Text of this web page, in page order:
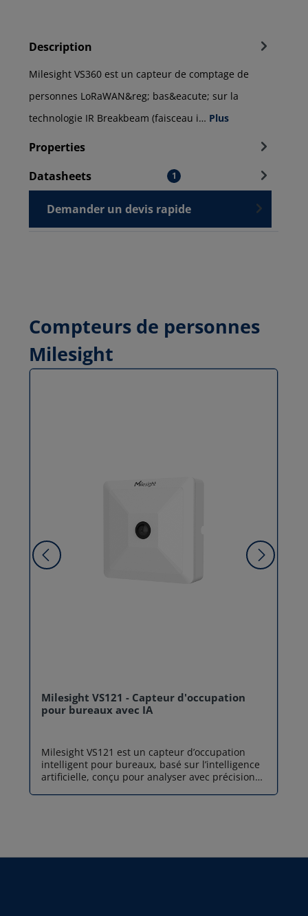
Description
Milesight VS360 est un capteur de comptage de
personnes LoRaWAN&reg; bas&eacute; sur la
technologie IR Breakbeam (faisceau i… Plus
Properties
Datasheets
1
Demander un devis rapide
Compteurs de personnes
Milesight
Milesight VS121 - Capteur d'occupation
pour bureaux avec IA
Milesight VS121 est un capteur d’occupation
intelligent pour bureaux, basé sur l’intelligence
artificielle, conçu pour analyser avec précision